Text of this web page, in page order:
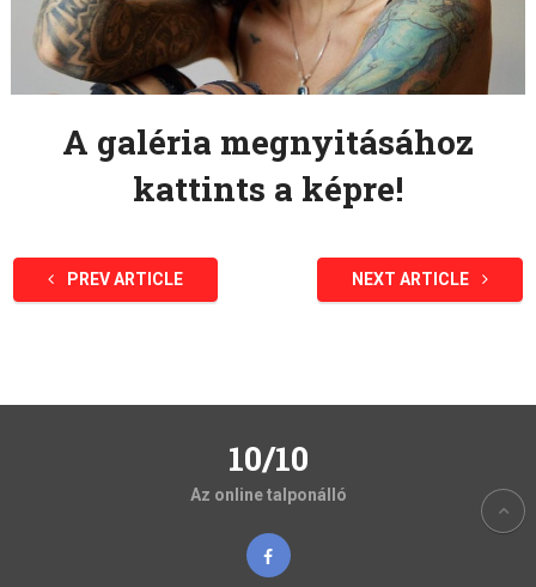
A galéria megnyitásához
kattints a képre!
PREV ARTICLE NEXT ARTICLE
10/10
Az online talponálló